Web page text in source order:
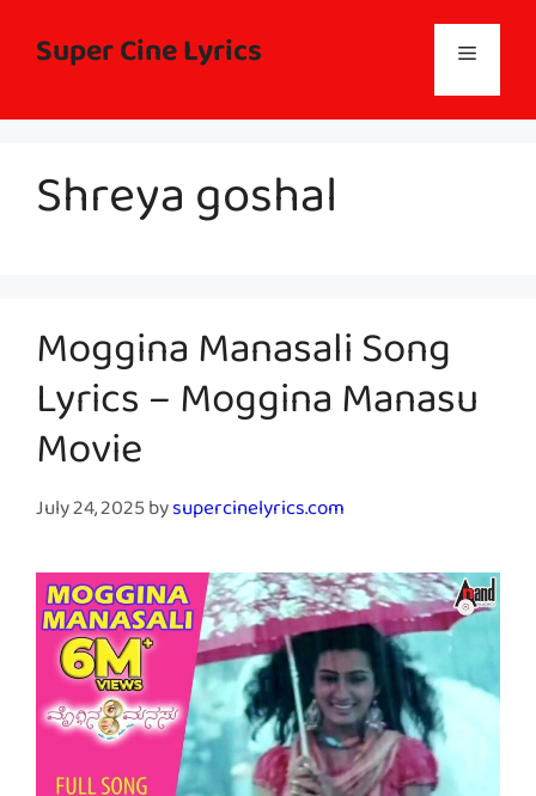
contentSuper Cine Lyrics Menu
Shreya goshal
Moggina Manasali Song
Lyrics – Moggina Manasu
Movie
July 24, 2025bysupercinelyrics.com